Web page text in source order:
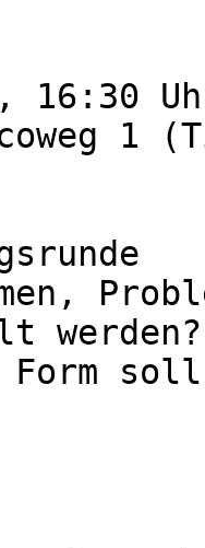
16:30
1
werden?